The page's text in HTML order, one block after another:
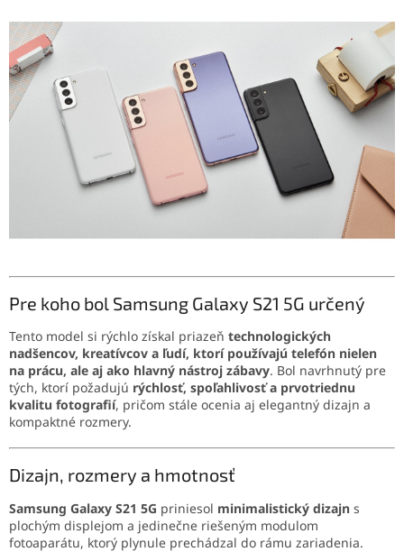
Pre koho bol Samsung Galaxy S21 5G určený
Tento model si rýchlo získal priazeň technologických
nadšencov, kreatívcov a ľudí, ktorí používajú telefón nielen
na prácu, ale aj ako hlavný nástroj zábavy. Bol navrhnutý pre
tých, ktorí požadujú rýchlosť, spoľahlivosť a prvotriednu
kvalitu fotografií, pričom stále ocenia aj elegantný dizajn a
kompaktné rozmery.
Dizajn, rozmery a hmotnosť
Samsung Galaxy S21 5G priniesol minimalistický dizajn s
plochým displejom a jedinečne riešeným modulom
fotoaparátu, ktorý plynule prechádzal do rámu zariadenia.